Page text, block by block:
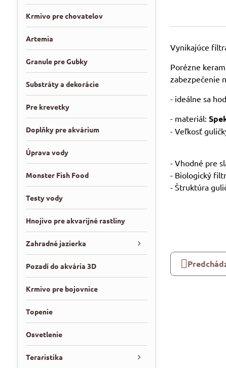
Vynikajúce
Porézne
zabezpečenie
- ideálne sa
- materiál:
- Veľkosť
- Vhodné pre
- Biologický
- Štruktúra
Krmivo pre chovatelov
Artemia
Granule pre Gubky
Substráty a dekorácie
Pre krevetky
Doplňky pre akvárium
Úprava vody
Monster Fish Food
Testy vody
Hnojivo pre akvarijné rastliny
Zahradné jazierka
Pozadí do akvária 3D
Krmivo pre bojovnice
Topenie
Osvetlenie
Teraristika